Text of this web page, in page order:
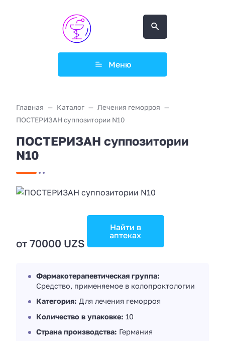
Меню
Главная Каталог
Лечения геморроя
ПОСТЕРИЗАН суппозитории N10
ПОСТЕРИЗАН суппозитории
N10
от 70000 UZS
Найти в
аптеках
Фармакотерапевтическая группа:
Средство, применяемое в колопроктологии
Категория: Для лечения геморроя
Количество в упаковке: 10
Страна производства: Германия